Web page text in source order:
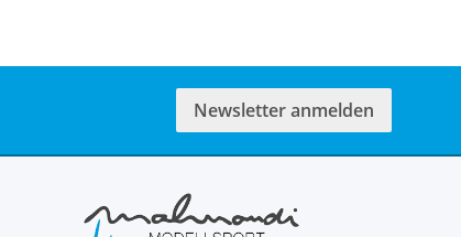
Newsletter anmelden